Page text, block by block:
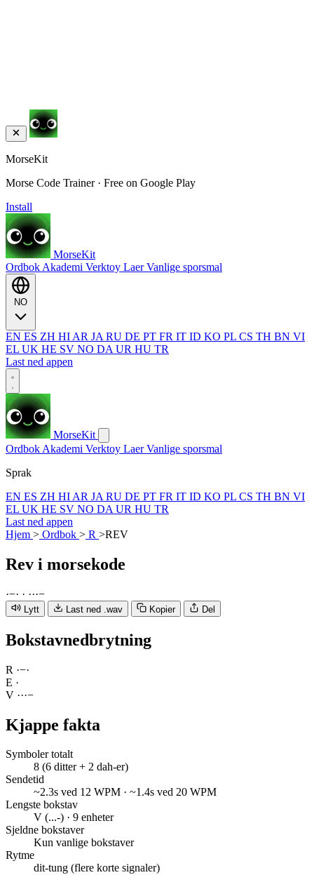
MorseKit
Morse Code Trainer · Free on Google Play
Install
MorseKit
Ordbok Akademi Verktoy LaerVanlige sporsmal
EN ES ZH HI AR JA RU DE PT FR IT ID KO PL CS TH BN VI
EL UK HE SV NO DA UR HU TR
Last ned appen
MorseKit
Ordbok Akademi Verktoy LaerVanlige sporsmal
Sprak
EN ES ZH HI AR JA RU DE PT FR IT ID KO PL CS TH BN VI
EL UK HE SV NO DA UR HU TR
Last ned appen
Hjem > Ordbok > R >REV
Rev i morsekode
·−· · ···−
Lytt Last ned .wav Kopier Del
Bokstavnedbrytning
R ·−·
E ·
V ···−
Kjappe fakta
Symboler totalt
8 (6 ditter + 2 dah-er)
Sendetid
~2.3s ved 12 WPM · ~1.4s ved 20 WPM
Lengste bokstav
V (...-) · 9 enheter
Sjeldne bokstaver
Kun vanlige bokstaver
Rytme
dit-tung (flere korte signaler)